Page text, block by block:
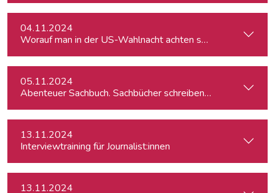
04.11.2024
Worauf man in der US-Wahlnacht achten sollte
05.11.2024
Abenteuer Sachbuch. Sachbücher schreiben für
13.11.2024
Interviewtraining für Journalist:innen
13.11.2024